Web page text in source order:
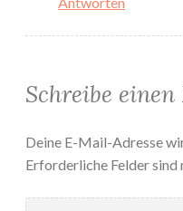
Schreibe
Deine E-Mail-Adresse
Erforderliche Felder sind